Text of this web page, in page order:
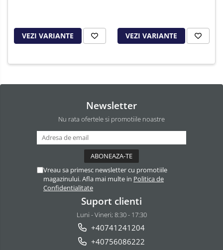
VEZI VARIANTE VEZI VARIANTE
Newsletter
Nu rata ofertele si promotiile noastre
Vreau sa primesc newsletter cu promotiile
magazinului. Afla mai multe in Politica de
Confidentialitate
Suport clienti
Luni - Vineri; 8:30 - 17:30
+40741241204
+40756086222